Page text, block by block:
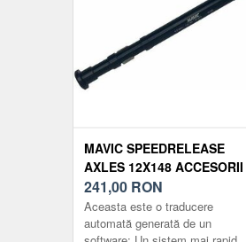
MAVIC SPEEDRELEASE
AXLES 12X148 ACCESORII
ROTI BICICLETE
241,00 RON
Aceasta este o traducere
automată generată de un